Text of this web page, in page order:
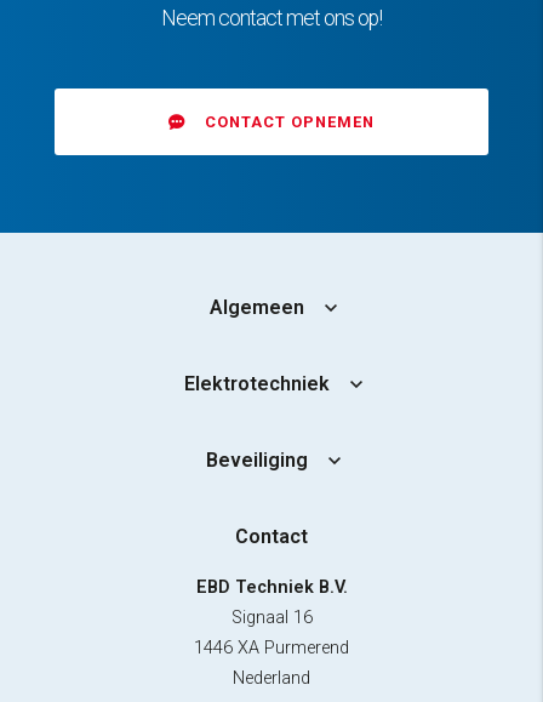
Neem contact met ons op!
CONTACT OPNEMEN
Algemeen
Elektrotechniek
Beveiliging
Contact
EBD Techniek B.V.
Signaal 16
1446 XA Purmerend
Nederland